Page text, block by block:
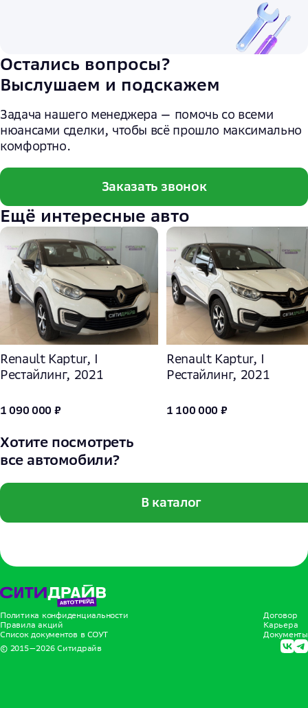
Остались вопросы?
Выслушаем и подскажем
Задача нашего менеджера — помочь со всеми
нюансами сделки, чтобы всё прошло максимально
комфортно.
Заказать звонок
Ещё интересные авто
Renault Kaptur, I
Рестайлинг, 2021
1 090 000 ₽
Renault Kaptur, I
Рестайлинг, 2021
1 100 000 ₽
Хотите посмотреть
все автомобили?
В каталог
Политика конфиденциальности
Правила акций
Список документов в СОУТ
Договор
Карьера
Документы
© 2015—2026Ситидрайв